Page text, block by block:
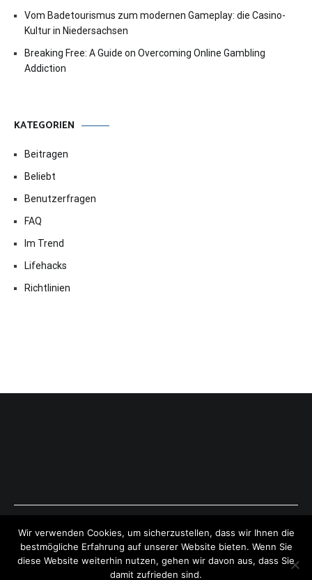
Vom Badetourismus zum modernen Gameplay: die Casino-
Kultur in Niedersachsen
Breaking Free: A Guide on Overcoming Online Gambling
Addiction
KATEGORIEN
Beitragen
Beliebt
Benutzerfragen
FAQ
Im Trend
Lifehacks
Richtlinien
Copyright © 2026ExpressAntworten.com . All rights reserved.
Theme:Cenote by ThemeGrill. Powered byWordPress .
Wir verwenden Cookies, um sicherzustellen, dass wir Ihnen die
bestmögliche Erfahrung auf unserer Website bieten. Wenn Sie
diese Website weiterhin nutzen, gehen wir davon aus, dass Sie
damit zufrieden sind.